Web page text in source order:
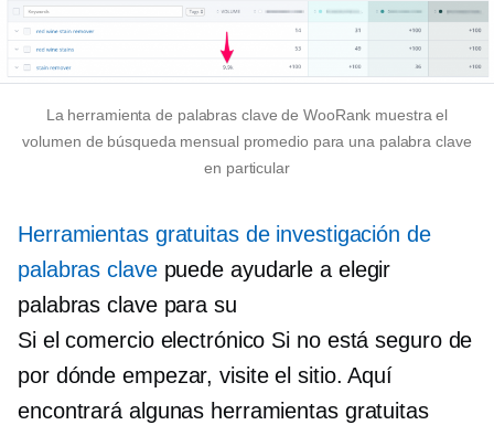
La herramienta de palabras clave de WooRank muestra el
volumen de búsqueda mensual promedio para una palabra clave
en particular
Herramientas gratuitas de investigación de
palabras clavepuede ayudarle a elegir
palabras clave para su
Si el comercio electrónico Si no está seguro de
por dónde empezar, visite el sitio. Aquí
encontrará algunas herramientas gratuitas